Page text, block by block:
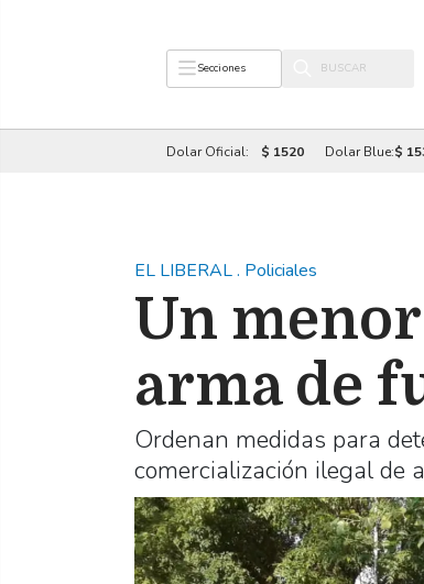
Secciones
Dolar Oficial: $ 1520 Dolar Blue:$
EL LIBERAL. Policiales
Un
arma de
Ordenan medidas para
comercialización ilegal de